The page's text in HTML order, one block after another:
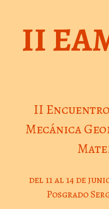
II
II
Mecánica
del 11 al 14 de
Posgrado